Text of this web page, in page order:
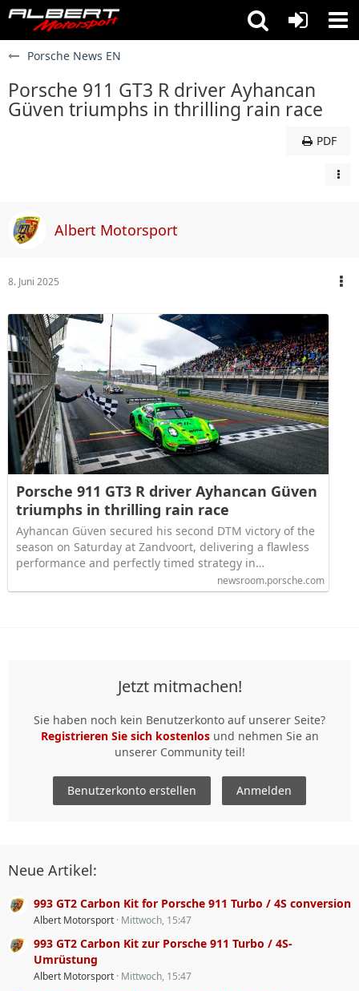
Porsche News EN
Porsche 911 GT3 R driver Ayhancan
Güven triumphs in thrilling rain race
PDF
Albert Motorsport
8. Juni 2025
Porsche 911 GT3 R driver Ayhancan Güven
triumphs in thrilling rain race
Ayhancan Güven secured his second DTM victory of the
season on Saturday at Zandvoort, delivering a flawless
performance and perfectly timed strategy in…
newsroom.porsche.com
Jetzt mitmachen!
Sie haben noch kein Benutzerkonto auf unserer Seite?
Registrieren Sie sich kostenlosund nehmen Sie an
unserer Community teil!
Benutzerkonto erstellen Anmelden
Neue Artikel:
993 GT2 Carbon Kit for Porsche 911 Turbo / 4S conversion
Albert Motorsport Mittwoch, 15:47
993 GT2 Carbon Kit zur Porsche 911 Turbo / 4S-
Umrüstung
Albert Motorsport Mittwoch, 15:47